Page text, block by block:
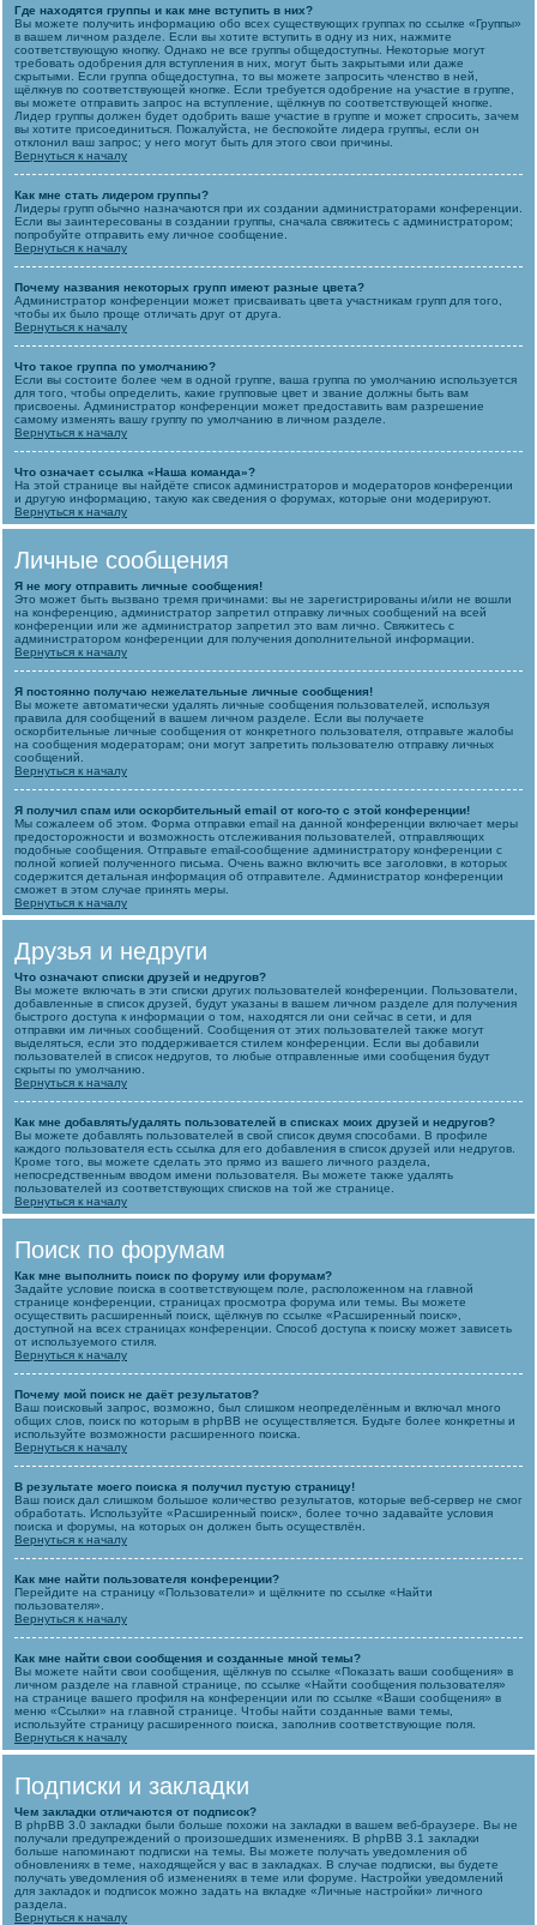
Где находятся группы и как мне вступить в них?
Вы можете получить информацию обо всех существующих группах по ссылке «Группы»
в вашем личном разделе. Если вы хотите вступить в одну из них, нажмите
соответствующую кнопку. Однако не все группы общедоступны. Некоторые могут
требовать одобрения для вступления в них, могут быть закрытыми или даже
скрытыми. Если группа общедоступна, то вы можете запросить членство в ней,
щёлкнув по соответствующей кнопке. Если требуется одобрение на участие в группе,
вы можете отправить запрос на вступление, щёлкнув по соответствующей кнопке.
Лидер группы должен будет одобрить ваше участие в группе и может спросить, зачем
вы хотите присоединиться. Пожалуйста, не беспокойте лидера группы, если он
отклонил ваш запрос; у него могут быть для этого свои причины.
Вернуться к началу
Как мне стать лидером группы?
Лидеры групп обычно назначаются при их создании администраторами конференции.
Если вы заинтересованы в создании группы, сначала свяжитесь с администратором;
попробуйте отправить ему личное сообщение.
Вернуться к началу
Почему названия некоторых групп имеют разные цвета?
Администратор конференции может присваивать цвета участникам групп для того,
чтобы их было проще отличать друг от друга.
Вернуться к началу
Что такое группа по умолчанию?
Если вы состоите более чем в одной группе, ваша группа по умолчанию используется
для того, чтобы определить, какие групповые цвет и звание должны быть вам
присвоены. Администратор конференции может предоставить вам разрешение
самому изменять вашу группу по умолчанию в личном разделе.
Вернуться к началу
Что означает ссылка «Наша команда»?
На этой странице вы найдёте список администраторов и модераторов конференции
и другую информацию, такую как сведения о форумах, которые они модерируют.
Вернуться к началу
Личные сообщения
Я не могу отправить личные сообщения!
Это может быть вызвано тремя причинами: вы не зарегистрированы и/или не вошли
на конференцию, администратор запретил отправку личных сообщений на всей
конференции или же администратор запретил это вам лично. Свяжитесь с
администратором конференции для получения дополнительной информации.
Вернуться к началу
Я постоянно получаю нежелательные личные сообщения!
Вы можете автоматически удалять личные сообщения пользователей, используя
правила для сообщений в вашем личном разделе. Если вы получаете
оскорбительные личные сообщения от конкретного пользователя, отправьте жалобы
на сообщения модераторам; они могут запретить пользователю отправку личных
сообщений.
Вернуться к началу
Я получил спам или оскорбительный email от кого-то с этой конференции!
Мы сожалеем об этом. Форма отправки email на данной конференции включает меры
предосторожности и возможность отслеживания пользователей, отправляющих
подобные сообщения. Отправьте email-сообщение администратору конференции с
полной копией полученного письма. Очень важно включить все заголовки, в которых
содержится детальная информация об отправителе. Администратор конференции
сможет в этом случае принять меры.
Вернуться к началу
Друзья и недруги
Что означают списки друзей и недругов?
Вы можете включать в эти списки других пользователей конференции. Пользователи,
добавленные в список друзей, будут указаны в вашем личном разделе для получения
быстрого доступа к информации о том, находятся ли они сейчас в сети, и для
отправки им личных сообщений. Сообщения от этих пользователей также могут
выделяться, если это поддерживается стилем конференции. Если вы добавили
пользователей в список недругов, то любые отправленные ими сообщения будут
скрыты по умолчанию.
Вернуться к началу
Как мне добавлять/удалять пользователей в списках моих друзей и недругов?
Вы можете добавлять пользователей в свой список двумя способами. В профиле
каждого пользователя есть ссылка для его добавления в список друзей или недругов.
Кроме того, вы можете сделать это прямо из вашего личного раздела,
непосредственным вводом имени пользователя. Вы можете также удалять
пользователей из соответствующих списков на той же странице.
Вернуться к началу
Поиск по форумам
Как мне выполнить поиск по форуму или форумам?
Задайте условие поиска в соответствующем поле, расположенном на главной
странице конференции, страницах просмотра форума или темы. Вы можете
осуществить расширенный поиск, щёлкнув по ссылке «Расширенный поиск»,
доступной на всех страницах конференции. Способ доступа к поиску может зависеть
от используемого стиля.
Вернуться к началу
Почему мой поиск не даёт результатов?
Ваш поисковый запрос, возможно, был слишком неопределённым и включал много
общих слов, поиск по которым в phpBB не осуществляется. Будьте более конкретны и
используйте возможности расширенного поиска.
Вернуться к началу
В результате моего поиска я получил пустую страницу!
Ваш поиск дал слишком большое количество результатов, которые веб-сервер не смог
обработать. Используйте «Расширенный поиск», более точно задавайте условия
поиска и форумы, на которых он должен быть осуществлён.
Вернуться к началу
Как мне найти пользователя конференции?
Перейдите на страницу «Пользователи» и щёлкните по ссылке «Найти
пользователя».
Вернуться к началу
Как мне найти свои сообщения и созданные мной темы?
Вы можете найти свои сообщения, щёлкнув по ссылке «Показать ваши сообщения» в
личном разделе на главной странице, по ссылке «Найти сообщения пользователя»
на странице вашего профиля на конференции или по ссылке «Ваши сообщения» в
меню «Ссылки» на главной странице. Чтобы найти созданные вами темы,
используйте страницу расширенного поиска, заполнив соответствующие поля.
Вернуться к началу
Подписки и закладки
Чем закладки отличаются от подписок?
В phpBB 3.0 закладки были больше похожи на закладки в вашем веб-браузере. Вы не
получали предупреждений о произошедших изменениях. В phpBB 3.1 закладки
больше напоминают подписки на темы. Вы можете получать уведомления об
обновлениях в теме, находящейся у вас в закладках. В случае подписки, вы будете
получать уведомления об изменениях в теме или форуме. Настройки уведомлений
для закладок и подписок можно задать на вкладке «Личные настройки» личного
раздела.
Вернуться к началу